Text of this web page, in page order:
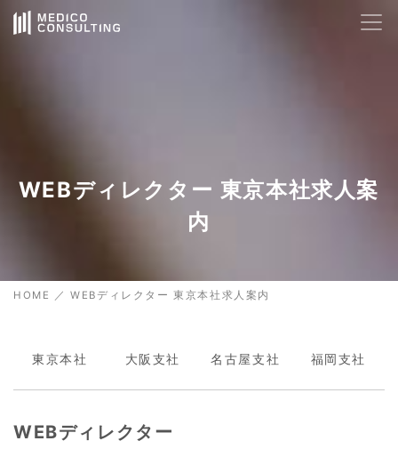
WEBディレクター 東京本社求人案
内
HOME ／WEBディレクター 東京本社求人案内
東京本社 大阪支社 名古屋支社 福岡支社
WEBディレクター